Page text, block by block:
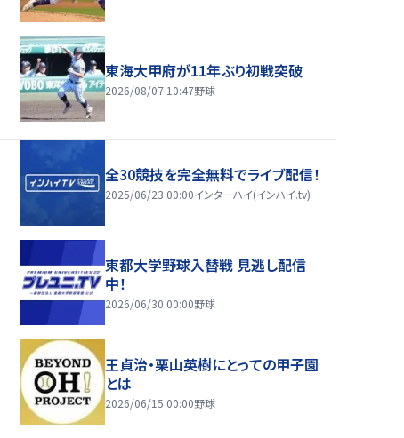
東海大甲府が11年ぶり初戦突破
2026/08/07 10:47野球
全30競技を完全無料でライブ配信！
2025/06/23 00:00インターハイ(インハイ.tv)
東都大学野球入替戦 見逃し配信
中！
2026/06/30 00:00野球
王貞治・栗山英樹にとっての甲子園
とは
2026/06/15 00:00野球